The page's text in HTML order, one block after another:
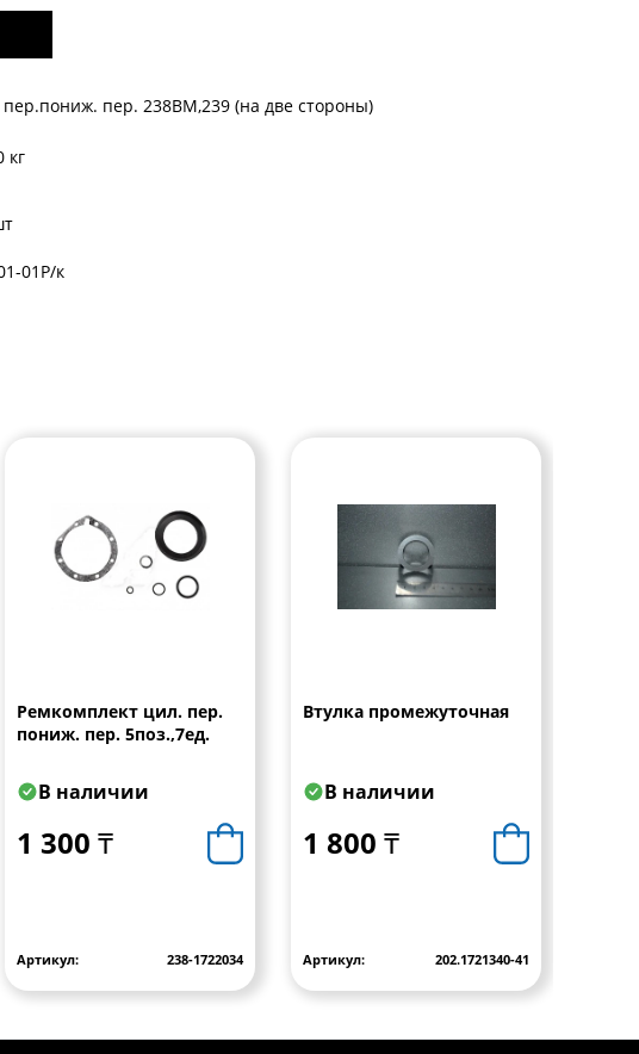
пер.пониж. пер. 238ВМ,239 (на две стороны)
кг
01Р/к
Ремкомплект цил. пер.
пониж. пер. 5поз.,7ед.
В наличии
1 300 ₸
Артикул: 238-1722034
Втулка промежуточная
В наличии
1 800 ₸
Артикул: 202.1721340-41